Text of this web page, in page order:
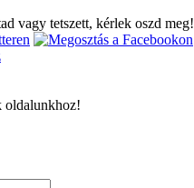
vagy tetszett, kérlek oszd meg!
oldalunkhoz!